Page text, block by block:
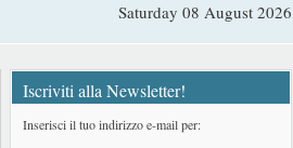
Saturday 08 August 2026
Iscriviti alla Newsletter!
Inserisci il tuo indirizzo e-mail per: